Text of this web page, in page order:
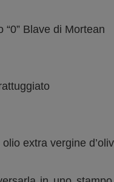
Blave di Mortean
extra vergine